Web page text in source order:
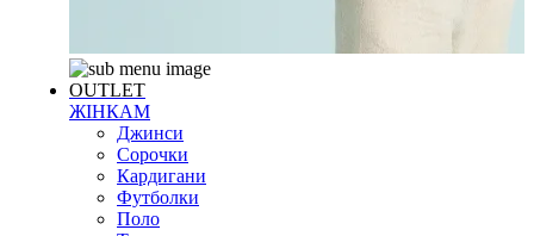
OUTLET
ЖІНКАМ
Джинси
Сорочки
Кардигани
Футболки
Поло